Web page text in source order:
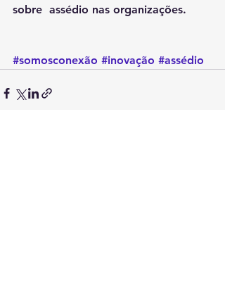
sobre  assédio nas organizações.
#somosconexão #inovação #assédio